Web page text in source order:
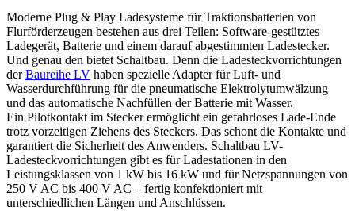
Moderne Plug & Play Ladesysteme für Traktionsbatterien von
Flurförderzeugen bestehen aus drei Teilen: Software-gestütztes
Ladegerät, Batterie und einem darauf abgestimmten Ladestecker.
Und genau den bietet Schaltbau. Denn die Ladesteckvorrichtungen
derBaureihe LV haben spezielle Adapter für Luft- und
Wasserdurchführung für die pneumatische Elektrolytumwälzung
und das automatische Nachfüllen der Batterie mit Wasser.
Ein Pilotkontakt im Stecker ermöglicht ein gefahrloses Lade-Ende
trotz vorzeitigen Ziehens des Steckers. Das schont die Kontakte und
garantiert die Sicherheit des Anwenders. Schaltbau LV-
Ladesteckvorrichtungen gibt es für Ladestationen in den
Leistungsklassen von 1 kW bis 16 kW und für Netzspannungen von
250 V AC bis 400 V AC – fertig konfektioniert mit
unterschiedlichen Längen und Anschlüssen.